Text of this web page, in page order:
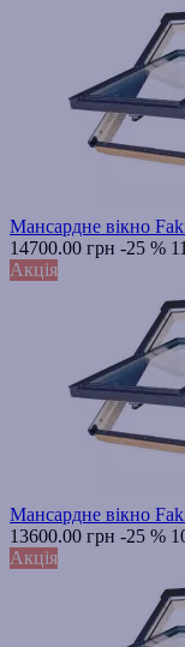
Мансардне вікно
14700.00 грн -25 %
Акція
Мансардне вікно
13600.00 грн -25 %
Акція